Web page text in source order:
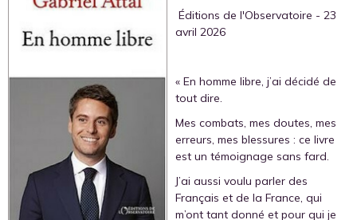
‎ Éditions de l'Observatoire - 23
avril 2026
« En homme libre, j’ai décidé de
tout dire.
Mes combats, mes doutes, mes
erreurs, mes blessures : ce livre
est un témoignage sans fard.
J’ai aussi voulu parler des
Français et de la France, qui
m’ont tant donné et pour qui je